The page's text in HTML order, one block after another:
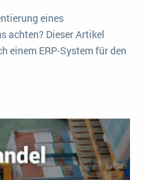
eines
achten? Dieser Artikel
einem ERP-System für den